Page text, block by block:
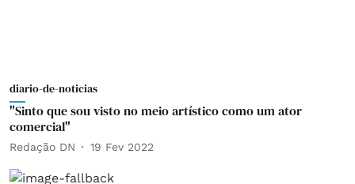
diario-de-noticias
"Sinto que sou visto no meio artístico como um ator
comercial"
Redação DN 19 Fev 2022